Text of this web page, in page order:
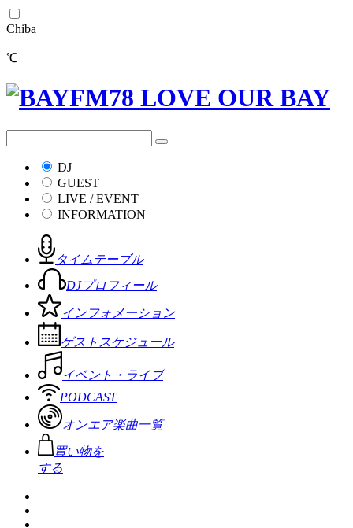
Chiba
℃
DJ
GUEST
LIVE / EVENT
INFORMATION
タイムテーブル
DJプロフィール
インフォメーション
ゲストスケジュール
イベント・ライブ
PODCAST
オンエア楽曲一覧
買い物を
する